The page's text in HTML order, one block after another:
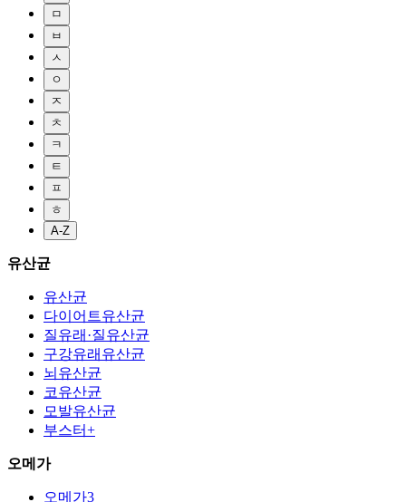
ㅁ
ㅂ
ㅅ
ㅇ
ㅈ
ㅊ
ㅋ
ㅌ
ㅍ
ㅎ
A-Z
유산균
유산균
다이어트유산균
질유래·질유산균
구강유래유산균
뇌유산균
코유산균
모발유산균
부스터+
오메가
오메가3